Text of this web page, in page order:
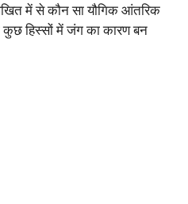
में से कौन सा यौगिक आंतरिक
कुछ हिस्सों में जंग का कारण बन